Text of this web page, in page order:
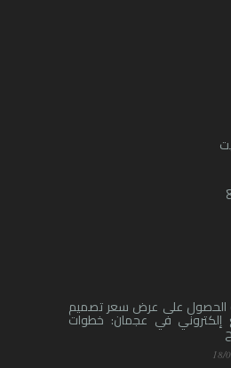
الحصول على عرض سعر تصميم
في عجمان: خطوات
18/